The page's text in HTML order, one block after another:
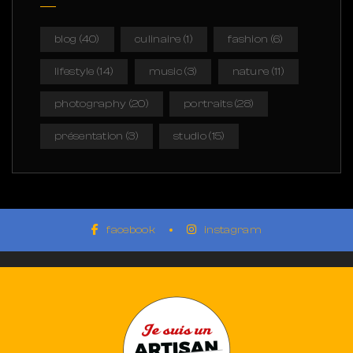
blog (40) culinaire (1) fashion (6)
lifestyle (14) music(3) nature (11)
photography (20) portraits(28)
présentation (3) studio(15)
facebook instagram